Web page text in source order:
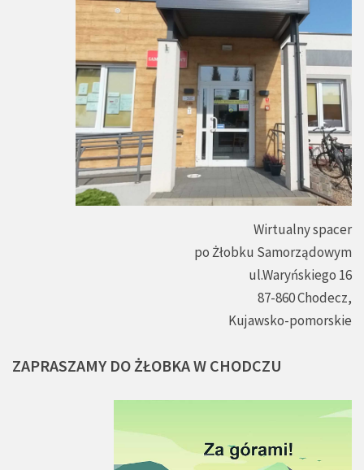
Wirtualny spacer
po Żłobku Samorządowym
ul.Waryńskiego 16
87-860 Chodecz,
Kujawsko-pomorskie
ZAPRASZAMY DOŻŁOBKAW CHODCZU